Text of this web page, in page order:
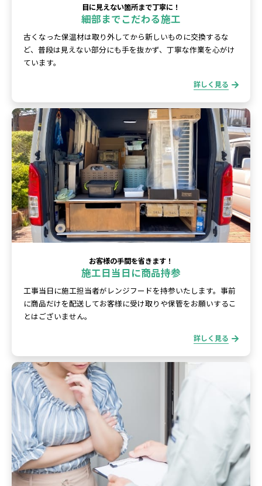
目に見えない箇所まで丁寧に！
細部までこだわる施工
古くなった保温材は取り外してから新しいものに交換するな
ど、普段は見えない部分にも手を抜かず、丁寧な作業を心がけ
ています。
詳しく見る
お客様の手間を省きます！
施工日当日に商品持参
工事当日に施工担当者がレンジフードを持参いたします。事前
に商品だけを配送してお客様に受け取りや保管をお願いするこ
とはございません。
詳しく見る